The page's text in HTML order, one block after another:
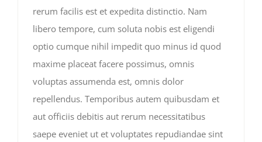
rerum facilis est et expedita distinctio. Nam
libero tempore, cum soluta nobis est eligendi
optio cumque nihil impedit quo minus id quod
maxime placeat facere possimus, omnis
voluptas assumenda est, omnis dolor
repellendus. Temporibus autem quibusdam et
aut officiis debitis aut rerum necessitatibus
saepe eveniet ut et voluptates repudiandae sint